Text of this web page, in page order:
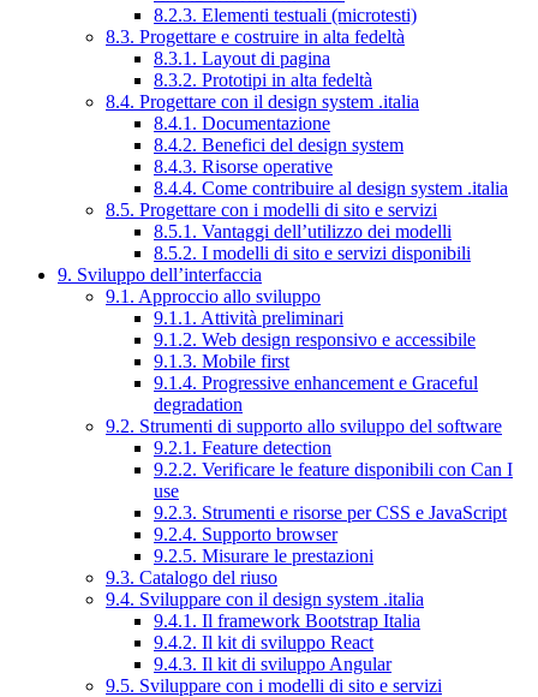
8.2.3. Elementi testuali (microtesti)
8.3. Progettare e costruire in alta fedeltà
8.3.1. Layout di pagina
8.3.2. Prototipi in alta fedeltà
8.4. Progettare con il design system .italia
8.4.1. Documentazione
8.4.2. Benefici del design system
8.4.3. Risorse operative
8.4.4. Come contribuire al design system .italia
8.5. Progettare con i modelli di sito e servizi
8.5.1. Vantaggi dell’utilizzo dei modelli
8.5.2. I modelli di sito e servizi disponibili
9. Sviluppo dell’interfaccia
9.1. Approccio allo sviluppo
9.1.1. Attività preliminari
9.1.2. Web design responsivo e accessibile
9.1.3. Mobile first
9.1.4. Progressive enhancement e Graceful
degradation
9.2. Strumenti di supporto allo sviluppo del software
9.2.1. Feature detection
9.2.2. Verificare le feature disponibili con Can I
use
9.2.3. Strumenti e risorse per CSS e JavaScript
9.2.4. Supporto browser
9.2.5. Misurare le prestazioni
9.3. Catalogo del riuso
9.4. Sviluppare con il design system .italia
9.4.1. Il framework Bootstrap Italia
9.4.2. Il kit di sviluppo React
9.4.3. Il kit di sviluppo Angular
9.5. Sviluppare con i modelli di sito e servizi